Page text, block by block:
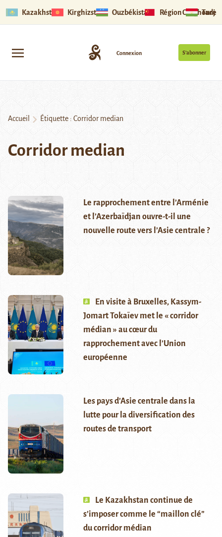
Kazakhstan Kirghizstan Ouzbékistan Région Ouïghoure
S’abonner
Connexion
Accueil Étiquette : Corridor median
Corridor median
Le rapprochement entre l’Arménie
et l’Azerbaïdjan ouvre-t-il une
nouvelle route vers l’Asie centrale ?
En visite à Bruxelles, Kassym-
Jomart Tokaïev met le « corridor
médian » au cœur du
rapprochement avec l’Union
européenne
Les pays d’Asie centrale dans la
lutte pour la diversification des
routes de transport
Le Kazakhstan continue de
s’imposer comme le “maillon clé”
du corridor médian